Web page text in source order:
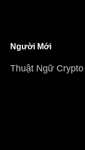
Người Mới
Thuật Ngữ Crypto